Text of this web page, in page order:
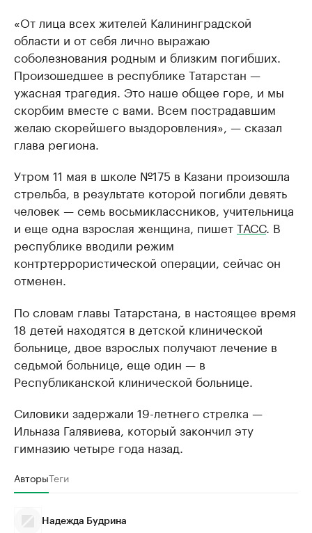
«От лица всех жителей Калининградской
области и от себя лично выражаю
соболезнования родным и близким погибших.
Произошедшее в республике Татарстан —
ужасная трагедия. Это наше общее горе, и мы
скорбим вместе с вами. Всем пострадавшим
желаю скорейшего выздоровления», — сказал
глава региона.
Утром 11 мая в школе №175 в Казани произошла
стрельба, в результате которой погибли девять
человек — семь восьмиклассников, учительница
и еще одна взрослая женщина, пишетТАСС. В
республике вводили режим
контртеррористической операции, сейчас он
отменен.
По словам главы Татарстана, в настоящее время
18 детей находятся в детской клинической
больнице, двое взрослых получают лечение в
седьмой больнице, еще один — в
Республиканской клинической больнице.
Силовики задержали 19-летнего стрелка —
Ильназа Галявиева, который закончил эту
гимназию четыре года назад.
АвторыТеги
Надежда Будрина